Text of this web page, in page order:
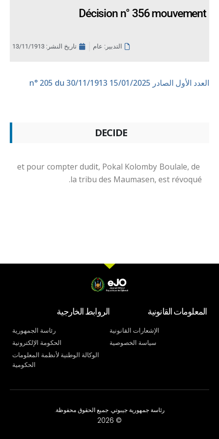
Décision n° 356 mouvement
التدبير: عام تاريخ النشر: 13/11/1913
العدد الأول الصادر 15/01/2025
DECIDE
et pour compter dudit, Pokal Kolomby Boulale, de
la tribu des Maumasen, est révoqué.
المعلومات القانونية
الإشعارات القانونية
سياسة الخصوصية
الروابط الخارجية
رئاسة الجمهورية
الحكومة الإلكترونية
الوكالة الوطنية لأنظمة المعلومات
الحكومية
رئاسة جمهورية جيبوتي. جميع الحقوق محفوظة.
© 2026